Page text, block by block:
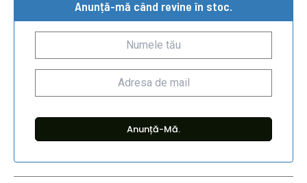
Anunță-mă când revine în stoc.